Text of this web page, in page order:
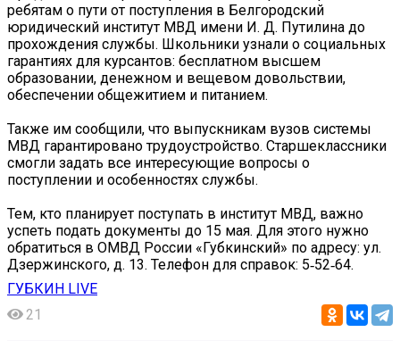
ребятам о пути от поступления в Белгородский
юридический институт МВД имени И. Д. Путилина до
прохождения службы. Школьники узнали о социальных
гарантиях для курсантов: бесплатном высшем
образовании, денежном и вещевом довольствии,
обеспечении общежитием и питанием.
Также им сообщили, что выпускникам вузов системы
МВД гарантировано трудоустройство. Старшеклассники
смогли задать все интересующие вопросы о
поступлении и особенностях службы.
Тем, кто планирует поступать в институт МВД, важно
успеть подать документы до 15 мая. Для этого нужно
обратиться в ОМВД России «Губкинский» по адресу: ул.
Дзержинского, д. 13. Телефон для справок: 5‑52‑64.
ГУБКИН LIVE
21